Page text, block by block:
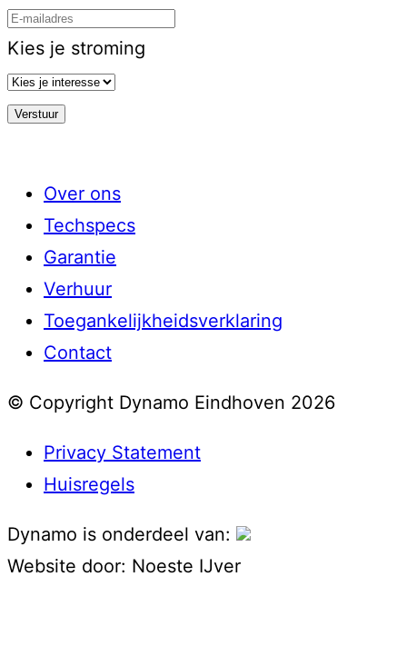
Kies je stroming
Over ons
Techspecs
Garantie
Verhuur
Toegankelijkheidsverklaring
Contact
© Copyright Dynamo Eindhoven 2026
Privacy Statement
Huisregels
Dynamo is onderdeel van:
Website door: Noeste IJver